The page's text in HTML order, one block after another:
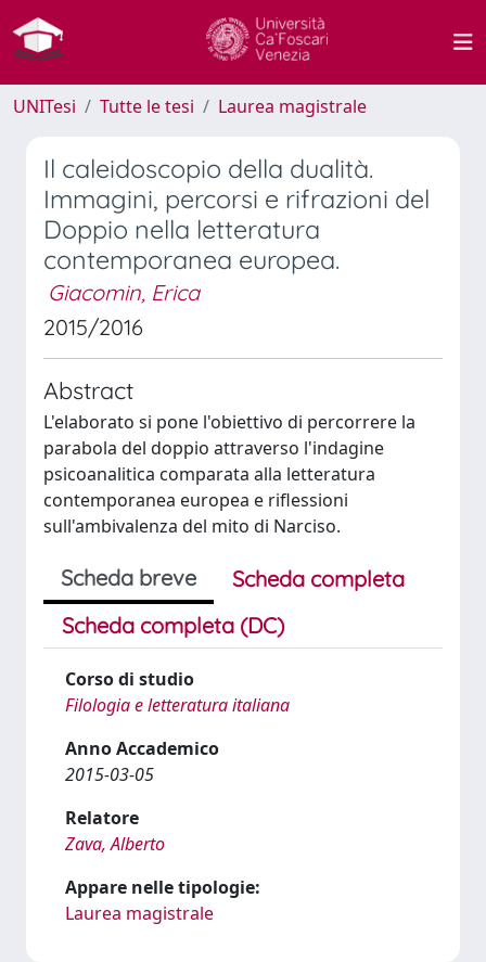
UNITesi Tutte le tesi Laurea magistrale
Il caleidoscopio della dualità.
Immagini, percorsi e rifrazioni del
Doppio nella letteratura
contemporanea europea.
Giacomin, Erica
2015/2016
Abstract
L'elaborato si pone l'obiettivo di percorrere la
parabola del doppio attraverso l'indagine
psicoanalitica comparata alla letteratura
contemporanea europea e riflessioni
sull'ambivalenza del mito di Narciso.
Scheda breve
Scheda completa
Scheda completa (DC)
Corso di studio
Filologia e letteratura italiana
Anno Accademico
2015-03-05
Relatore
Zava, Alberto
Appare nelle tipologie:
Laurea magistrale